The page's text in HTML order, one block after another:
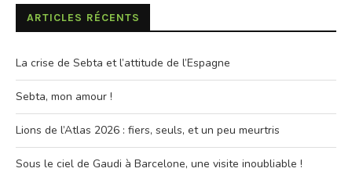
ARTICLES RÉCENTS
La crise de Sebta et l’attitude de l’Espagne
Sebta, mon amour !
Lions de l’Atlas 2026 : fiers, seuls, et un peu meurtris
Sous le ciel de Gaudi à Barcelone, une visite inoubliable !